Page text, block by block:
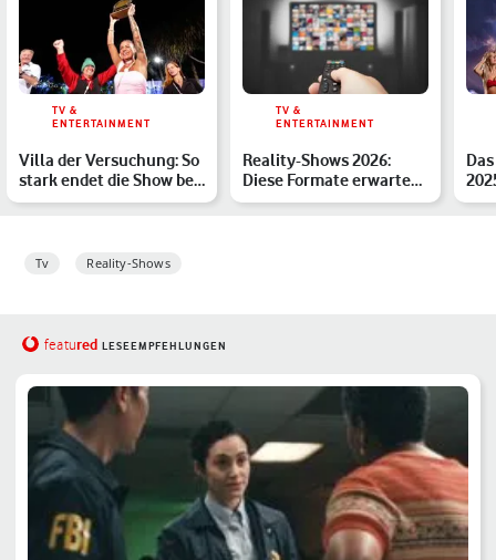
TV &
ENTERTAINMENT
Villa der Versuchung: So
stark endet die Show bei
Sat.1 - mit Gel…
TV &
ENTERTAINMENT
Reality-Shows 2026:
Diese Formate erwarten
Dich in diesem Jahr – …
Tv Reality-Shows
featured LESEEMPFEHLUNGEN